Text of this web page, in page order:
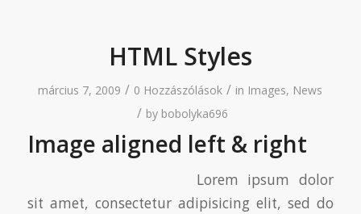
HTML Styles
március 7, 2009 / 0 Hozzászólások / in Images, News
/ by bobolyka696
Image aligned left & right
Lorem ipsum dolor
sit amet, consectetur adipisicing elit, sed do